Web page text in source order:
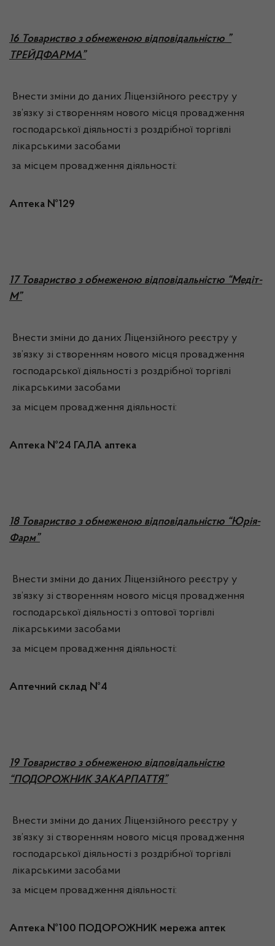
16 Товариство з обмеженою відповідальністю ”
ТРЕЙДФАРМА”
Внести зміни до даних Ліцензійного реєстру у
зв’язку зі створенням нового місця провадження
господарської діяльності з роздрібної торгівлі
лікарськими засобами
за місцем провадження діяльності:
Аптека №129
17 Товариство з обмеженою відповідальністю “Медіт-
М”
Внести зміни до даних Ліцензійного реєстру у
зв’язку зі створенням нового місця провадження
господарської діяльності з роздрібної торгівлі
лікарськими засобами
за місцем провадження діяльності:
Аптека №24 ГАЛА аптека
18 Товариство з обмеженою відповідальністю “Юрія-
Фарм”
Внести зміни до даних Ліцензійного реєстру у
зв’язку зі створенням нового місця провадження
господарської діяльності з оптової торгівлі
лікарськими засобами
за місцем провадження діяльності:
Аптечний склад №4
19 Товариство з обмеженою відповідальністю
“ПОДОРОЖНИК ЗАКАРПАТТЯ”
Внести зміни до даних Ліцензійного реєстру у
зв’язку зі створенням нового місця провадження
господарської діяльності з роздрібної торгівлі
лікарськими засобами
за місцем провадження діяльності:
Аптека №100 ПОДОРОЖНИК мережа аптек